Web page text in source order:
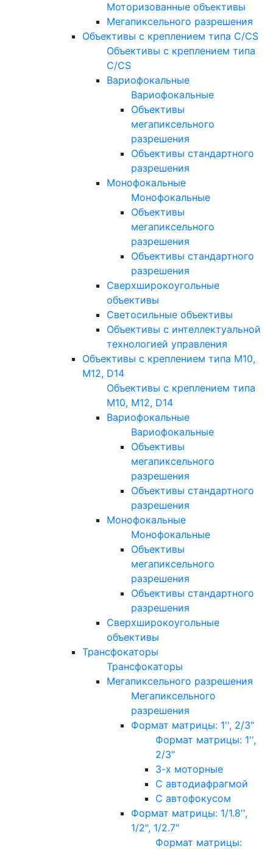
Моторизованные объективы
Мегапиксельного разрешения
Объективы с креплением типа C/CS
Объективы с креплением типа
C/CS
Вариофокальные
Вариофокальные
Объективы
мегапиксельного
разрешения
Объективы стандартного
разрешения
Монофокальные
Монофокальные
Объективы
мегапиксельного
разрешения
Объективы стандартного
разрешения
Сверхширокоугольные
объективы
Светосильные объективы
Объективы с интеллектуальной
технологией управления
Объективы с креплением типа M10,
M12, D14
Объективы с креплением типа
M10, M12, D14
Вариофокальные
Вариофокальные
Объективы
мегапиксельного
разрешения
Объективы стандартного
разрешения
Монофокальные
Монофокальные
Объективы
мегапиксельного
разрешения
Объективы стандартного
разрешения
Сверхширокоугольные
объективы
Трансфокаторы
Трансфокаторы
Мегапиксельного разрешения
Мегапиксельного
разрешения
Формат матрицы: 1'', 2/3"
Формат матрицы: 1'',
2/3"
3-х моторные
С автодиафрагмой
С автофокусом
Формат матрицы: 1/1.8'',
1/2", 1/2.7"
Формат матрицы: